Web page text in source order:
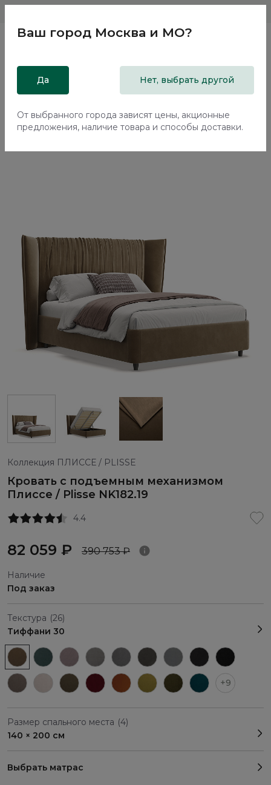
Главная
Кровати
Кровать с подъемным механизмом Плиссе / Plisse
Коллекция ПЛИССЕ / PLISSE
Кровать с подъемным механизмом
Плиссе / Plisse NK182.19
4.4
82 059 ₽ 390 753 ₽
Наличие
Под заказ
Текстура (26)
Тиффани 30
+9
Размер спального места (4)
140 × 200 см
Выбрать матрас
Ваш город Москва и МО?
Да Нет, выбрать другой
От выбранного города зависят цены, акционные
предложения, наличие товара и способы доставки.